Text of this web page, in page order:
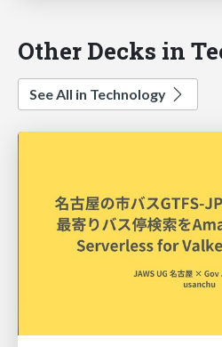
Other Decks in
See All in Technology